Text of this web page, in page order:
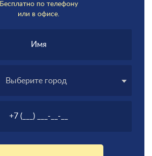
Бесплатно по телефону
или в офисе.
Выберите город